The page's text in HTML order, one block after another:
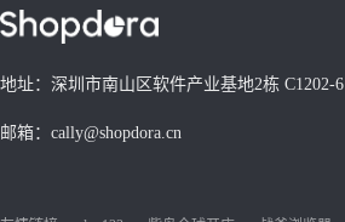
地址：深圳市南山区软件产业基地2栋 C1202-6
邮箱：cally@shopdora.cn